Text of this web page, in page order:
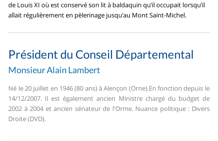
de Louis XI où est conservé son lit à baldaquin qu’il occupait lorsqu’il
allait régulièrement en pèlerinage jusqu’au Mont Saint-Michel.
Président du Conseil Départemental
Monsieur Alain Lambert
Né le 20 juillet en 1946 (80 ans) à Alençon (Orne).En fonction depuis le
14/12/2007. Il est également ancien Ministre chargé du budget de
2002 à 2004 et ancien sénateur de l'Orme. Nuance politique : Divers
Droite (DVD).